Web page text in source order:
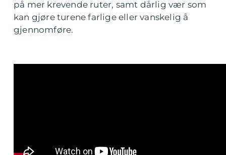
på mer krevende ruter, samt dårlig vær som
kan gjøre turene farlige eller vanskelig å
gjennomføre.